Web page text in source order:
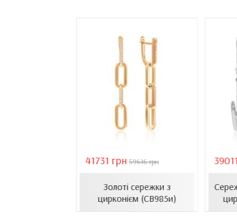
41731 грн 59616 грн
Золоті сережки з
цирконієм (СВ985и)